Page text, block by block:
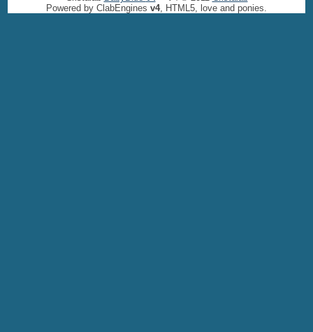
Powered by ClabEngines v4, HTML5, love and ponies.